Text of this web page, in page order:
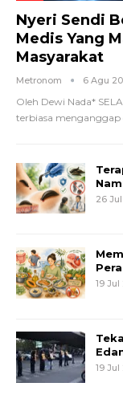
Nyeri Sendi
Medis Yang
Masyarakat
Metronom 6 Agu
Oleh Dewi Nada*
terbiasa menganggap
26
19
19